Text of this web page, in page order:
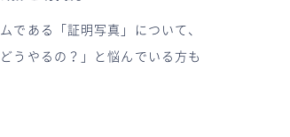
である「証明写真」について、
うやるの？」と悩んでいる方も